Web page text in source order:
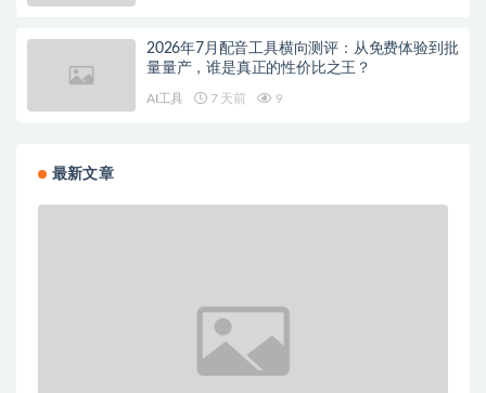
2026年7月配音工具横向测评：从免费体验到批
量量产，谁是真正的性价比之王？
AI工具 7 天前 9
最新文章